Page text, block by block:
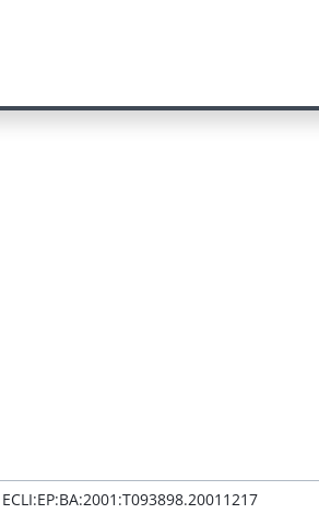
ECLI:EP:BA:2001:T093898.20011217